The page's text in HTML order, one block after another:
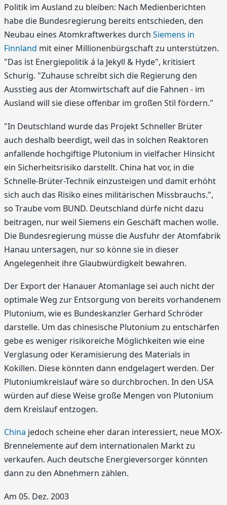
Politik im Ausland zu bleiben: Nach Medienberichten
habe die Bundesregierung bereits entschieden, den
Neubau eines Atomkraftwerkes durch Siemens in
Finnland mit einer Millionenbürgschaft zu unterstützen.
"Das ist Energiepolitik á la Jekyll & Hyde", kritisiert
Schurig. "Zuhause schreibt sich die Regierung den
Ausstieg aus der Atomwirtschaft auf die Fahnen - im
Ausland will sie diese offenbar im großen Stil fördern."
"In Deutschland wurde das Projekt Schneller Brüter
auch deshalb beerdigt, weil das in solchen Reaktoren
anfallende hochgiftige Plutonium in vielfacher Hinsicht
ein Sicherheitsrisiko darstellt. China hat vor, in die
Schnelle-Brüter-Technik einzusteigen und damit erhöht
sich auch das Risiko eines militärischen Missbrauchs.",
so Traube vom BUND. Deutschland dürfe nicht dazu
beitragen, nur weil Siemens ein Geschäft machen wolle.
Die Bundesregierung müsse die Ausfuhr der Atomfabrik
Hanau untersagen, nur so könne sie in dieser
Angelegenheit ihre Glaubwürdigkeit bewahren.
Der Export der Hanauer Atomanlage sei auch nicht der
optimale Weg zur Entsorgung von bereits vorhandenem
Plutonium, wie es Bundeskanzler Gerhard Schröder
darstelle. Um das chinesische Plutonium zu entschärfen
gebe es weniger risikoreiche Möglichkeiten wie eine
Verglasung oder Keramisierung des Materials in
Kokillen. Diese könnten dann endgelagert werden. Der
Plutoniumkreislauf wäre so durchbrochen. In den USA
würden auf diese Weise große Mengen von Plutonium
dem Kreislauf entzogen.
China jedoch scheine eher daran interessiert, neue MOX-
Brennelemente auf dem internationalen Markt zu
verkaufen. Auch deutsche Energieversorger könnten
dann zu den Abnehmern zählen.
Am 05. Dez. 2003